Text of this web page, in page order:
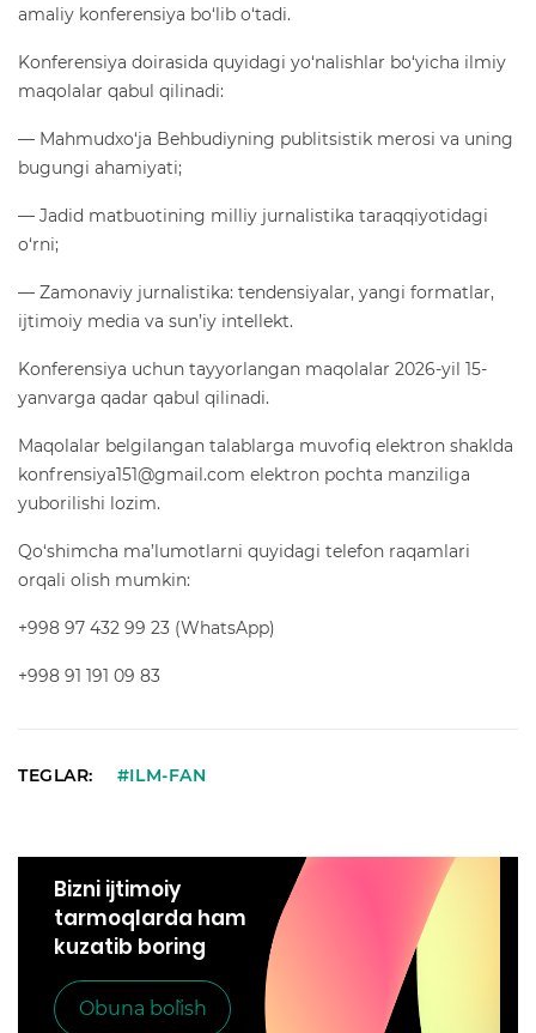
amaliy konferensiya bo‘lib o‘tadi.
Konferensiya doirasida quyidagi yo‘nalishlar bo‘yicha ilmiy
maqolalar qabul qilinadi:
— Mahmudxo‘ja Behbudiyning publitsistik merosi va uning
bugungi ahamiyati;
— Jadid matbuotining milliy jurnalistika taraqqiyotidagi
o‘rni;
— Zamonaviy jurnalistika: tendensiyalar, yangi formatlar,
ijtimoiy media va sun’iy intellekt.
Konferensiya uchun tayyorlangan maqolalar 2026-yil 15-
yanvarga qadar qabul qilinadi.
Maqolalar belgilangan talablarga muvofiq elektron shaklda
konfrensiya151@gmail.com elektron pochta manziliga
yuborilishi lozim.
Qo‘shimcha ma’lumotlarni quyidagi telefon raqamlari
orqali olish mumkin:
+998 97 432 99 23 (WhatsApp)
+998 91 191 09 83
TEGLAR: #ILM-FAN
Bizni ijtimoiy
tarmoqlarda ham
kuzatib boring
Obuna bo`lish